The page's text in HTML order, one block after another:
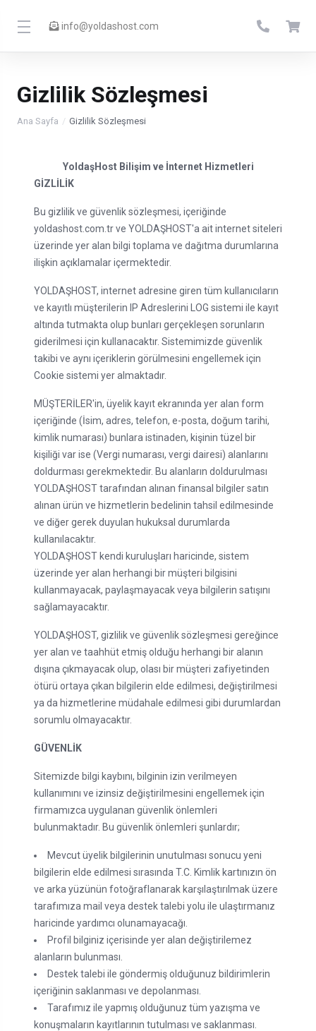
info@yoldashost.com
Gizlilik Sözleşmesi
Ana Sayfa Gizlilik Sözleşmesi
YoldaşHost Bilişim ve İnternet Hizmetleri
GİZLİLİK
Bu gizlilik ve güvenlik sözleşmesi, içeriğinde
yoldashost.com.tr ve YOLDAŞHOST'a ait internet siteleri
üzerinde yer alan bilgi toplama ve dağıtma durumlarına
ilişkin açıklamalar içermektedir.
YOLDAŞHOST, internet adresine giren tüm kullanıcıların
ve kayıtlı müşterilerin IP Adreslerini LOG sistemi ile kayıt
altında tutmakta olup bunları gerçekleşen sorunların
giderilmesi için kullanacaktır. Sistemimizde güvenlik
takibi ve aynı içeriklerin görülmesini engellemek için
Cookie sistemi yer almaktadır.
MÜŞTERİLER'in, üyelik kayıt ekranında yer alan form
içeriğinde (İsim, adres, telefon, e-posta, doğum tarihi,
kimlik numarası) bunlara istinaden, kişinin tüzel bir
kişiliği var ise (Vergi numarası, vergi dairesi) alanlarını
doldurması gerekmektedir. Bu alanların doldurulması
YOLDAŞHOST tarafından alınan finansal bilgiler satın
alınan ürün ve hizmetlerin bedelinin tahsil edilmesinde
ve diğer gerek duyulan hukuksal durumlarda
kullanılacaktır.
YOLDAŞHOST kendi kuruluşları haricinde, sistem
üzerinde yer alan herhangi bir müşteri bilgisini
kullanmayacak, paylaşmayacak veya bilgilerin satışını
sağlamayacaktır.
YOLDAŞHOST, gizlilik ve güvenlik sözleşmesi gereğince
yer alan ve taahhüt etmiş olduğu herhangi bir alanın
dışına çıkmayacak olup, olası bir müşteri zafiyetinden
ötürü ortaya çıkan bilgilerin elde edilmesi, değiştirilmesi
ya da hizmetlerine müdahale edilmesi gibi durumlardan
sorumlu olmayacaktır.
GÜVENLİK
Sitemizde bilgi kaybını, bilginin izin verilmeyen
kullanımını ve izinsiz değiştirilmesini engellemek için
firmamızca uygulanan güvenlik önlemleri
bulunmaktadır. Bu güvenlik önlemleri şunlardır;
Mevcut üyelik bilgilerinin unutulması sonucu yeni
bilgilerin elde edilmesi sırasında T.C. Kimlik kartınızın ön
ve arka yüzünün fotoğraflanarak karşılaştırılmak üzere
tarafımıza mail veya destek talebi yolu ile ulaştırmanız
haricinde yardımcı olunamayacağı.
Profil bilginiz içerisinde yer alan değiştirilemez
alanların bulunması.
Destek talebi ile göndermiş olduğunuz bildirimlerin
içeriğinin saklanması ve depolanması.
Tarafımız ile yapmış olduğunuz tüm yazışma ve
konuşmaların kayıtlarının tutulması ve saklanması.